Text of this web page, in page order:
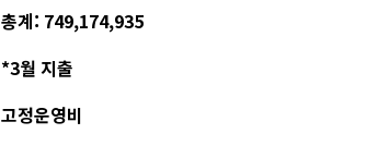
총계: 749,174,935
*3월 지출
고정운영비